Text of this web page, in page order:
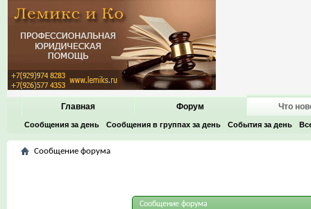
Главная Форум Что
Сообщения за день Сообщения в группах за день События за день
Сообщение форума
Сообщение форума